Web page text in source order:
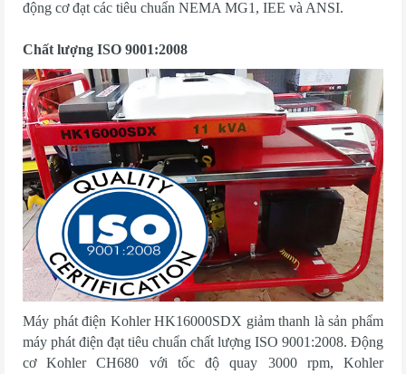
động cơ đạt các tiêu chuẩn NEMA MG1, IEE và ANSI.
Chất lượng ISO 9001:2008
Máy phát điện Kohler HK16000SDX giảm thanh là sản phẩm
máy phát điện đạt tiêu chuẩn chất lượng ISO 9001:2008. Động
cơ Kohler CH680 với tốc độ quay 3000 rpm, Kohler